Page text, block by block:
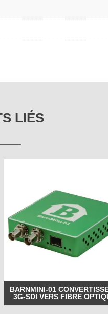
LIÉS
BARNMINI-01
3G-SDI VERS FIBRE